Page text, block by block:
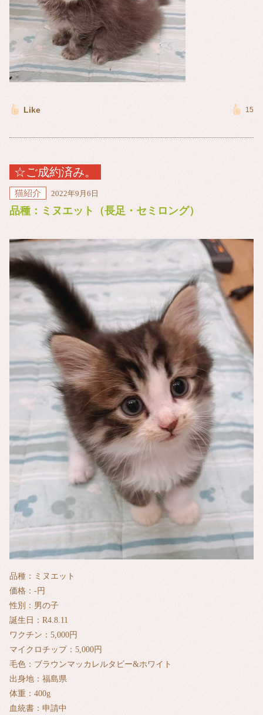
Like 15
☆ご成約済み。
猫紹介 2022年9月6日
品種：ミヌエット（長足・セミロング）
品種：ミヌエット
価格：-円
性別：男の子
誕生日：R4.8.11
ワクチン：5,000円
マイクロチップ：5,000円
毛色：ブラウンマッカレルタビー&ホワイト
出身地：福島県
体重：400g
血統書：申請中